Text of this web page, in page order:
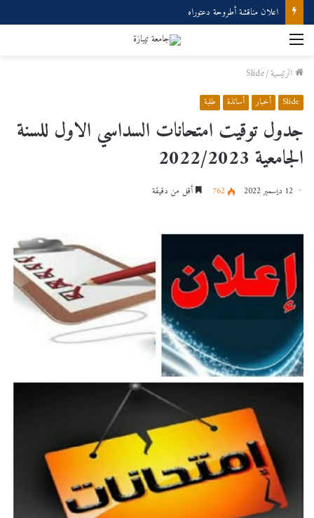
اعلان مناقشة أطروحة دعتوراه
القائمة
الرئيسية/
Slide
Slide أخبار أساتذة طلبة
جدول توقيت امتحانات السداسي الاول للسنة
الجامعية 2022/2023
12 ديسمبر 2022 762 أقل من دقيقة